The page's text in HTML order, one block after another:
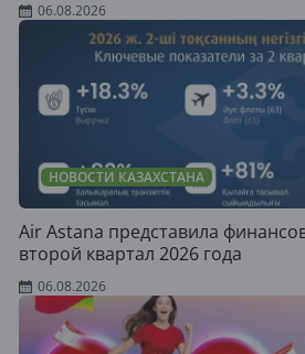
06.08.2026
НОВОСТИ КАЗАХСТАНА
Air Astana представила
второй квартал 2026 года
06.08.2026